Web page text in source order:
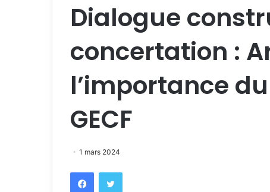
Dialogue
concertation :
l’importance
GECF
1 mars 2024
FacebookTwitter